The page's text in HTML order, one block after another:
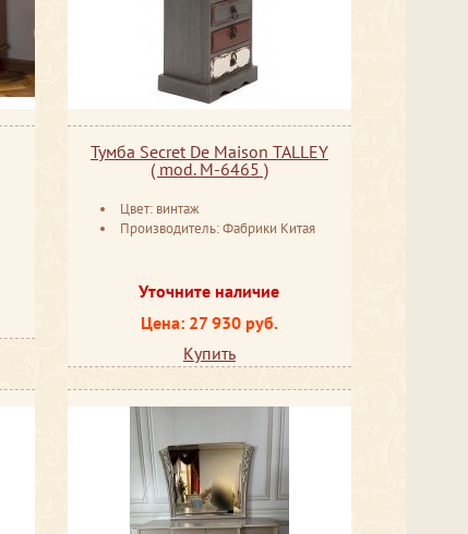
Тумба Secret De Maison TALLEY
( mod. M-6465 )
Цвет: винтаж
Производитель: Фабрики Китая
Уточните наличие
Цена: 27 930 руб.
Купить